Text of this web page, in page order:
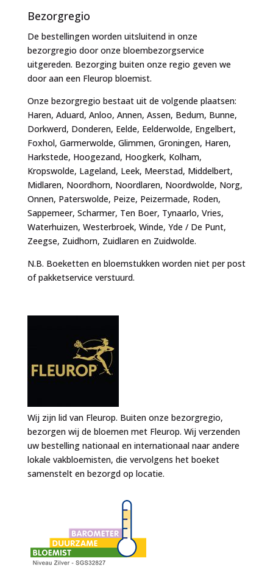
Bezorgregio
De bestellingen worden uitsluitend in onze
bezorgregio door onze bloembezorgservice
uitgereden. Bezorging buiten onze regio geven we
door aan een Fleurop bloemist.
Onze bezorgregio bestaat uit de volgende plaatsen:
Haren, Aduard, Anloo, Annen, Assen, Bedum, Bunne,
Dorkwerd, Donderen, Eelde, Eelderwolde, Engelbert,
Foxhol, Garmerwolde, Glimmen, Groningen, Haren,
Harkstede, Hoogezand, Hoogkerk, Kolham,
Kropswolde, Lageland, Leek, Meerstad, Middelbert,
Midlaren, Noordhorn, Noordlaren, Noordwolde, Norg,
Onnen, Paterswolde, Peize, Peizermade, Roden,
Sappemeer, Scharmer, Ten Boer, Tynaarlo, Vries,
Waterhuizen, Westerbroek, Winde, Yde / De Punt,
Zeegse, Zuidhorn, Zuidlaren en Zuidwolde.
N.B. Boeketten en bloemstukken worden niet per post
of pakketservice verstuurd.
Wij zijn lid van Fleurop. Buiten onze bezorgregio,
bezorgen wij de bloemen met Fleurop. Wij verzenden
uw bestelling nationaal en internationaal naar andere
lokale vakbloemisten, die vervolgens het boeket
samenstelt en bezorgd op locatie.